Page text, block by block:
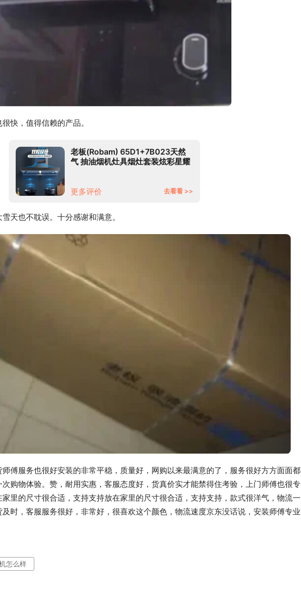
快，值得信赖的产品。
老板(Robam) 65D1+7B023天然
气 抽油烟机灶具烟灶套装炫彩星耀
更多评价
去看看 >>
天也不耽误。十分感谢和满意。
傅服务也很好安装的非常平稳，质量好，网购以来最满意的了，服务很好方方面面都
购物体验。赞，耐用实惠，客服态度好，货真价实才能禁得住考验，上门师傅也很专
里的尺寸很合适，支持支持放在家里的尺寸很合适，支持支持，款式很洋气，物流一
时，客服服务很好，非常好，很喜欢这个颜色，物流速度京东没话说，安装师傅专业
怎么样